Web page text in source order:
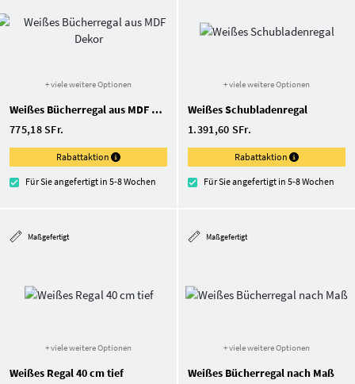
+ viele weitere Optionen
Weißes Bücherregal aus MDF Dekor
775,18 SFr.
Rabattaktion
Für Sie angefertigt in 5-8 Wochen
+ viele weitere Optionen
Weißes Schubladenregal
1.391,60 SFr.
Rabattaktion
Für Sie angefertigt in 5-8 Wochen
Maßgefertigt
+ viele weitere Optionen
Weißes Regal 40 cm tief
Maßgefertigt
+ viele weitere Optionen
Weißes Bücherregal nach Maß